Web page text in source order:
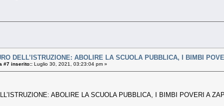
DELL’ISTRUZIONE: ABOLIRE LA SCUOLA PUBBLICA, I BIMBI
#7 inserito:: Luglio 30, 2021, 03:23:04 pm »
ABOLIRE LA SCUOLA PUBBLICA, I BIMBI POVERI A